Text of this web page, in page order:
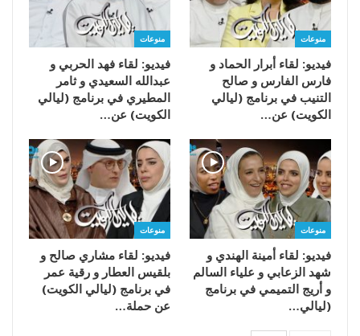
منوعات
فيديو: لقاء أبرار الحماد و
فارس الفارس و صالح
التنيب في برنامج (ليالي
الكويت) عن…
منوعات
فيديو: لقاء فهد الحربي و
عبدالله السعيدي و ثامر
المطيري في برنامج (ليالي
الكويت) عن…
منوعات
فيديو: لقاء أمينة الهندي و
شهد الزعابي و علياء السالم
و أريج التميمي في برنامج
(ليالي…
منوعات
فيديو: لقاء مشاري صالح و
بلقيس العطار و رقية عمر
في برنامج (ليالي الكويت)
عن حملة…